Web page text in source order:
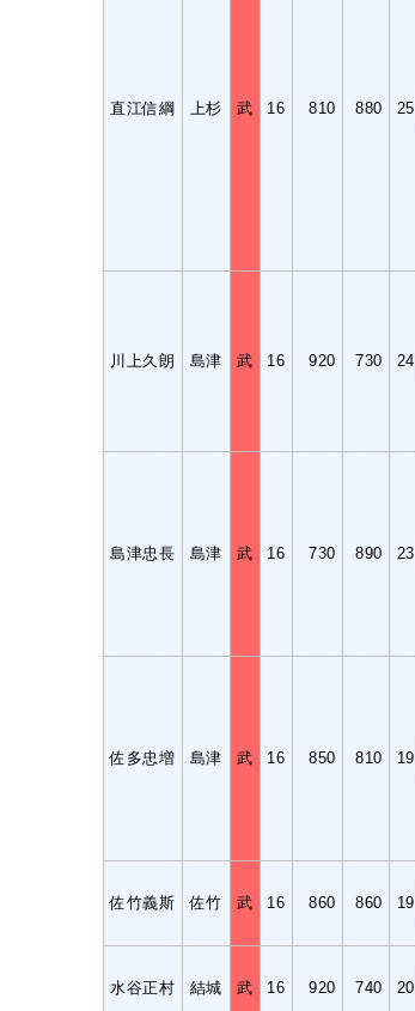
直江信綱 上杉 武 16 810 880 25
川上久朗 島津 武 16 920 730 24
島津忠長 島津 武 16 730 890 23
佐多忠増 島津 武 16 850 810 19
佐竹義斯 佐竹 武 16 860 860 19
水谷正村 結城 武 16 920 740 20